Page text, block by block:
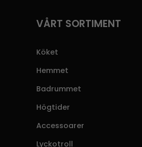
VÅRT SORTIMENT
Köket
Hemmet
Badrummet
Högtider
Accessoarer
Lyckotroll